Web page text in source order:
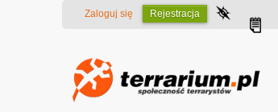
Zaloguj się Rejestracja